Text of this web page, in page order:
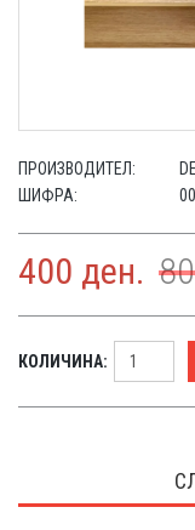
ПРОИЗВОДИТЕЛ:
ШИФРА:
400 ден.
КОЛИЧИНА: